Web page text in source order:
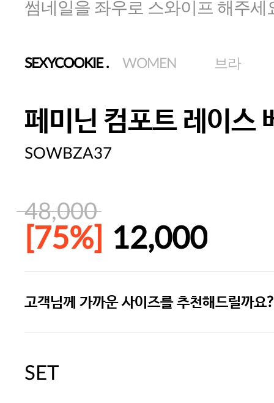
썸네일을 좌우로 스와이프 해주세
SEXYCOOKIE. WOMEN 브라
페미닌 컴포트 레이스
SOWBZA37
48,000
[75%] 12,000
[썸머블프] 1만원 할인 쿠폰(8.1~31)
고객님께 가까운 사이즈를 추천해드릴까요?
SET